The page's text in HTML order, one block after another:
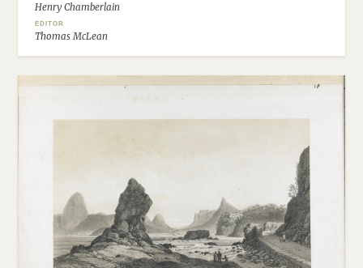
Henry Chamberlain
EDITOR
Thomas McLean